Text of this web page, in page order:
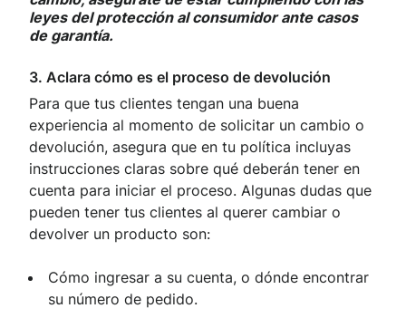
leyes del protección al consumidor ante casos
de garantía.
3. Aclara cómo es el proceso de devolución
Para que tus clientes tengan una buena
experiencia al momento de solicitar un cambio o
devolución, asegura que en tu política incluyas
instrucciones claras sobre qué deberán tener en
cuenta para iniciar el proceso. Algunas dudas que
pueden tener tus clientes al querer cambiar o
devolver un producto son:
Cómo ingresar a su cuenta, o dónde encontrar
su número de pedido.